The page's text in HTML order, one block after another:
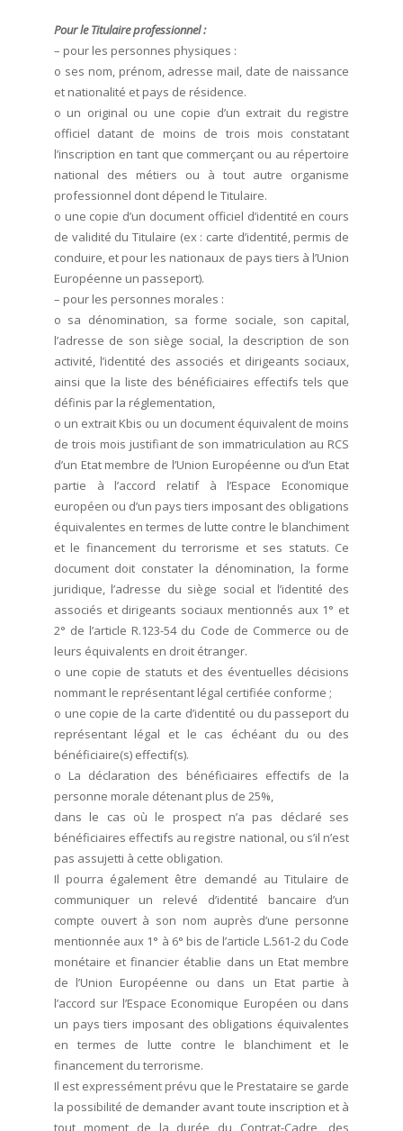
Pour le Titulaire professionnel :
– pour les personnes physiques :
o ses nom, prénom, adresse mail, date de naissance
et nationalité et pays de résidence.
o un original ou une copie d’un extrait du registre
officiel datant de moins de trois mois constatant
l’inscription en tant que commerçant ou au répertoire
national des métiers ou à tout autre organisme
professionnel dont dépend le Titulaire.
o une copie d’un document officiel d’identité en cours
de validité du Titulaire (ex : carte d’identité, permis de
conduire, et pour les nationaux de pays tiers à l’Union
Européenne un passeport).
– pour les personnes morales :
o sa dénomination, sa forme sociale, son capital,
l’adresse de son siège social, la description de son
activité, l’identité des associés et dirigeants sociaux,
ainsi que la liste des bénéficiaires effectifs tels que
définis par la réglementation,
o un extrait Kbis ou un document équivalent de moins
de trois mois justifiant de son immatriculation au RCS
d’un Etat membre de l’Union Européenne ou d’un Etat
partie à l’accord relatif à l’Espace Economique
européen ou d’un pays tiers imposant des obligations
équivalentes en termes de lutte contre le blanchiment
et le financement du terrorisme et ses statuts. Ce
document doit constater la dénomination, la forme
juridique, l’adresse du siège social et l’identité des
associés et dirigeants sociaux mentionnés aux 1° et
2° de l’article R.123-54 du Code de Commerce ou de
leurs équivalents en droit étranger.
o une copie de statuts et des éventuelles décisions
nommant le représentant légal certifiée conforme ;
o une copie de la carte d’identité ou du passeport du
représentant légal et le cas échéant du ou des
bénéficiaire(s) effectif(s).
o La déclaration des bénéficiaires effectifs de la
personne morale détenant plus de 25%,
dans le cas où le prospect n’a pas déclaré ses
bénéficiaires effectifs au registre national, ou s’il n’est
pas assujetti à cette obligation.
Il pourra également être demandé au Titulaire de
communiquer un relevé d’identité bancaire d’un
compte ouvert à son nom auprès d’une personne
mentionnée aux 1° à 6° bis de l’article L.561-2 du Code
monétaire et financier établie dans un Etat membre
de l’Union Européenne ou dans un Etat partie à
l’accord sur l’Espace Economique Européen ou dans
un pays tiers imposant des obligations équivalentes
en termes de lutte contre le blanchiment et le
financement du terrorisme.
Il est expressément prévu que le Prestataire se garde
la possibilité de demander avant toute inscription et à
tout moment de la durée du Contrat-Cadre, des